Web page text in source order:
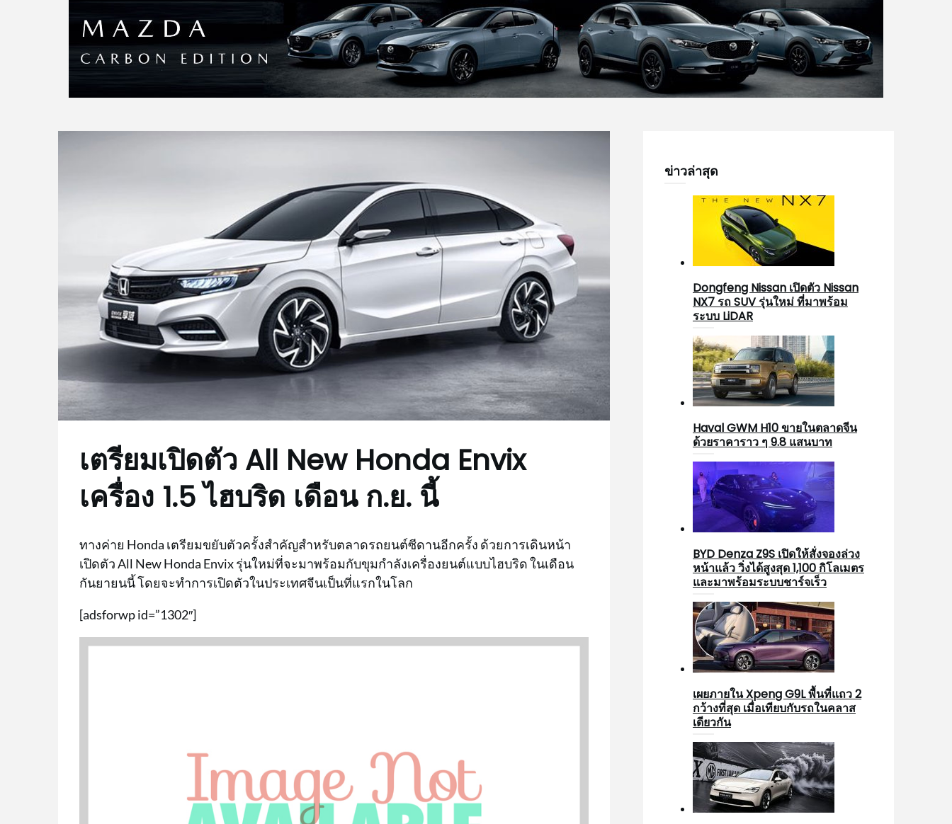
เตรียมเปิดตัว All New Honda Envix
เครื่อง 1.5 ไฮบริด เดือน ก.ย. นี้
ทางค่าย Honda เตรียมขยับตัวครั้งสำคัญสำหรับตลาดรถยนต์ซีดานอีกครั้ง ด้วยการเดินหน้า
เปิดตัว All New Honda Envix รุ่นใหม่ที่จะมาพร้อมกับขุมกำลังเครื่องยนต์แบบไฮบริด ในเดือน
กันยายนนี้ โดยจะทำการเปิดตัวในประเทศจีนเป็นที่แรกในโลก
[adsforwp id=”1302″]
ข่าวล่าสุด
Dongfeng Nissan เปิดตัว Nissan
NX7 รถ SUV รุ่นใหม่ ที่มาพร้อม
ระบบ LiDAR
Haval GWM H10 ขายในตลาดจีน
ด้วยราคาราว ๆ 9.8 แสนบาท
BYD Denza Z9S เปิดให้สั่งจองล่วง
หน้าแล้ว วิ่งได้สูงสุด 1,100 กิโลเมตร
และมาพร้อมระบบชาร์จเร็ว
เผยภายใน Xpeng G9L พื้นที่แถว 2
กว้างที่สุด เมื่อเทียบกับรถในคลาส
เดียวกัน